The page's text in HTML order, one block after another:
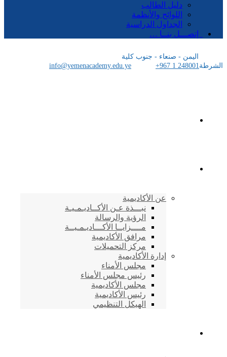
دليل الطالب
اللوائح والأنظمة
الجداول الدراسية
إتصـــل بنــا …
اليمن - صنعاء - جنوب كلية
الشرطة
info@yemenacademy.edu.ye +967 1 248001
عن الأكاديمية
نبـــذة عـن الأكــاديـمـيـة
الرؤية والرسالة
مــــزايــا الأكـــاديـمـيــة
مرافق الأكاديمية
مركز التحميلات
إدارة الأكاديمية
مجلس الأمناء
رئيس مجلس الأمناء
مجلس الأكاديمية
رئيس الأكاديمية
الهيكل التنظيمي